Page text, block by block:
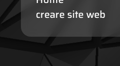
creare site web